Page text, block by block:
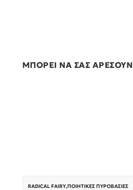
ΜΠΟΡΕΙ ΝΑ ΣΑΣ ΑΡΕΣΟΥΝ
RADICAL FAIRY,ΠΟΙΗΤΙΚΈΣ ΠΥΡΟΒΑΣΊΕΣ